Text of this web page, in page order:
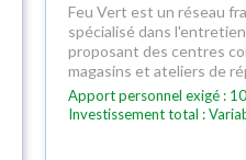
Feu Vert est un réseau
spécialisé dans
proposant des centres
magasins et ateliers de
Apport personnel exigé :
Investissement total :